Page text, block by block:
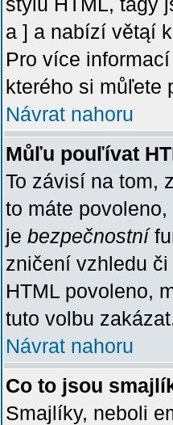
a ] a nabízí větąí
Pro více
kterého si můľete
Návrat nahoru
Můľu pouľívat
To závisí na tom,
to máte
je bezpečnostní
zničení vzhledu
HTML povoleno,
tuto volbu
Návrat nahoru
Co to jsou
Smajlíky, neboli